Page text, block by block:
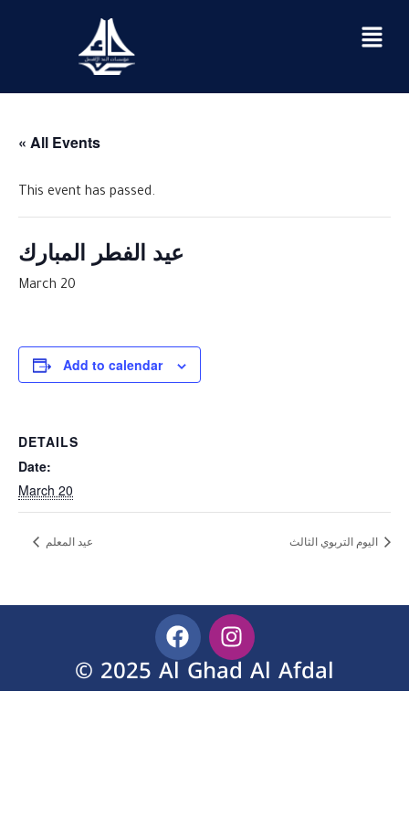
« All Events
This event has passed.
عيد الفطر المبارك
March 20
Add to calendar
DETAILS
Date:
March 20
عيد المعلم
© 2025 Al Ghad Al Afdal